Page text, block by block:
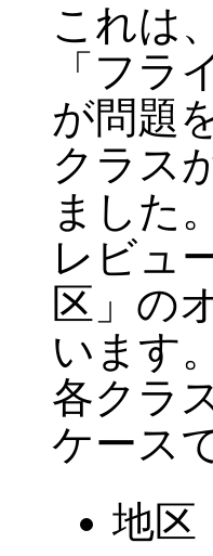
これは
「フラ
が問題
クラス
ました。
レビュ
区」の
います。
各クラ
ケース
地区